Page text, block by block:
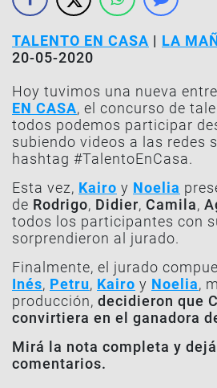
TALENTO EN CASA | LA
20-05-2020
Hoy tuvimos una nueva
EN CASA, el concurso de
todos podemos participar
subiendo videos a las redes
hashtag #TalentoEnCasa.
Esta vez, Kairo y Noelia
de Rodrigo, Didier, Camila,
todos los participantes con
sorprendieron al jurado.
Finalmente, el jurado
Inés, Petru, Kairo y Noelia,
producción, decidieron que
convirtiera en el ganadora
Mirá la nota completa y
comentarios.